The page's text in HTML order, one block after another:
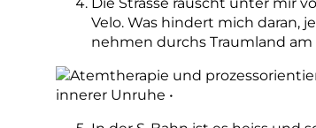
Die Strasse rauscht unter mir
Velo. Was hindert mich daran,
nehmen durchs Traumland